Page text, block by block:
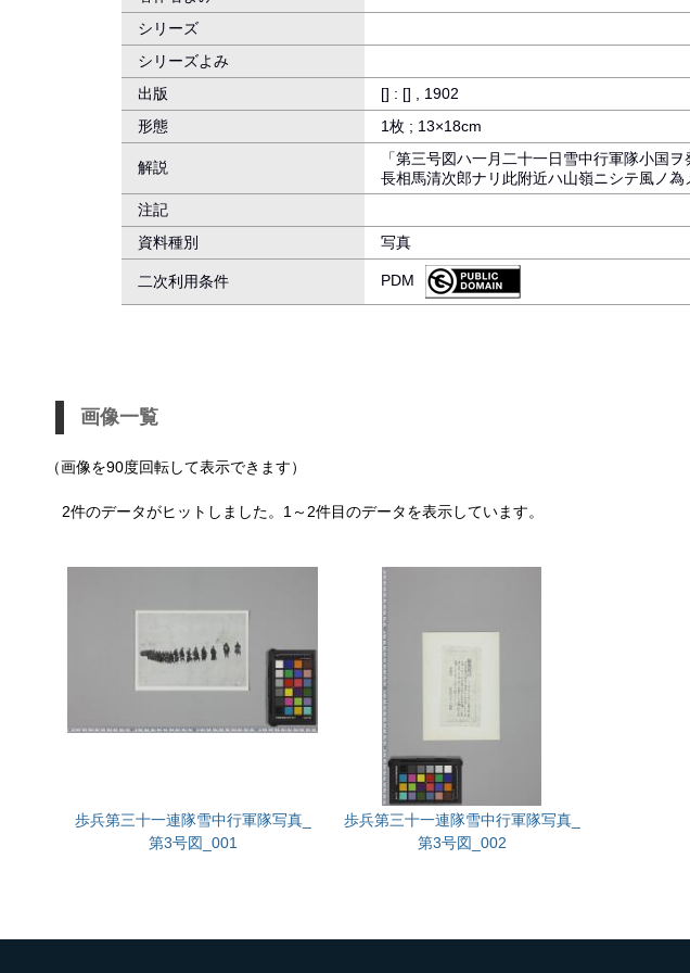
シリーズ
シリーズよみ
出版
[] : [] , 1902
形態
1枚 ; 13×18cm
解説
「第三号図ハ一月二十一日雪中行軍隊小国
長相馬清次郎ナリ此附近ハ山嶺ニシテ風ノ
注記
資料種別
写真
二次利用条件 PDM
画像一覧
（画像を90度回転して表示できます）
2件のデータがヒットしました。1～2件目のデータを表示しています。
歩兵第三十一連隊雪中行軍隊写真_
第3号図_001
歩兵第三十一連隊雪中行軍隊写真_
第3号図_002